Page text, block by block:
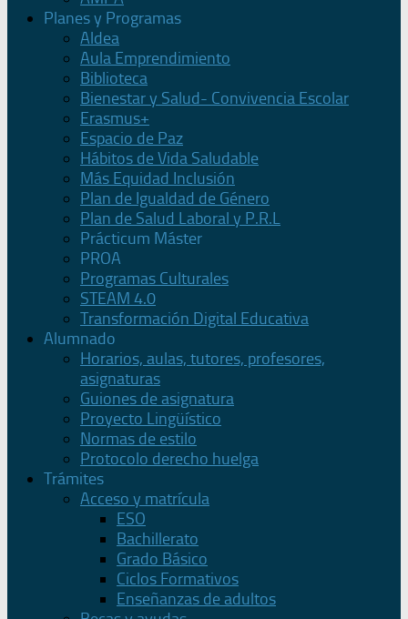
Planes y Programas
Aldea
Aula Emprendimiento
Biblioteca
Bienestar y Salud- Convivencia Escolar
Erasmus+
Espacio de Paz
Hábitos de Vida Saludable
Más Equidad Inclusión
Plan de Igualdad de Género
Plan de Salud Laboral y P.R.L
Prácticum Máster
PROA
Programas Culturales
STEAM 4.0
Transformación Digital Educativa
Alumnado
Horarios, aulas, tutores, profesores,
asignaturas
Guiones de asignatura
Proyecto Lingüístico
Normas de estilo
Protocolo derecho huelga
Trámites
Acceso y matrícula
ESO
Bachillerato
Grado Básico
Ciclos Formativos
Enseñanzas de adultos